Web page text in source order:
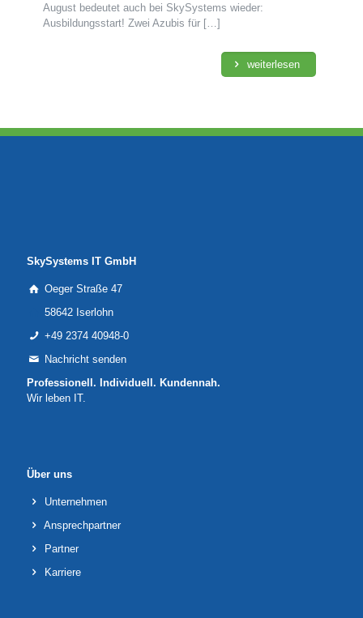
August bedeutet auch bei SkySystems wieder:
Ausbildungsstart! Zwei Azubis für […]
weiterlesen
SkySystems IT GmbH
Oeger Straße 47
58642 Iserlohn
+49 2374 40948-0
Nachricht senden
Professionell. Individuell. Kundennah.
Wir leben IT.
Über uns
Unternehmen
Ansprechpartner
Partner
Karriere